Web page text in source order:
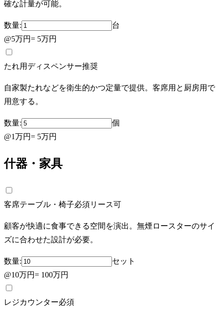
確な計量が可能。
数量:
台
@5万円= 5万円
たれ用ディスペンサー推奨
自家製たれなどを衛生的かつ定量で提供。客席用と厨房用で
用意する。
数量:
個
@1万円= 5万円
什器・家具
客席テーブル・椅子必須リース可
顧客が快適に食事できる空間を演出。無煙ロースターのサイ
ズに合わせた設計が必要。
数量:
セット
@10万円= 100万円
レジカウンター必須